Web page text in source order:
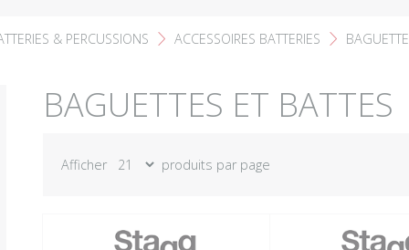
Guitares enfants Accessoires
& PERCUSSIONS F ACCESSOIRES BATTERIES F
BAGUETTES ET BATTES
Afficher produits par page